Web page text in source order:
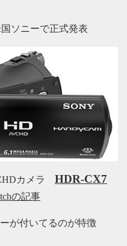
ソニーで正式発表
カメラ HDR-CX7
の記事
が付いてるのが特徴